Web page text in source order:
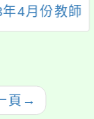
4月份教師
習計畫
頁 →